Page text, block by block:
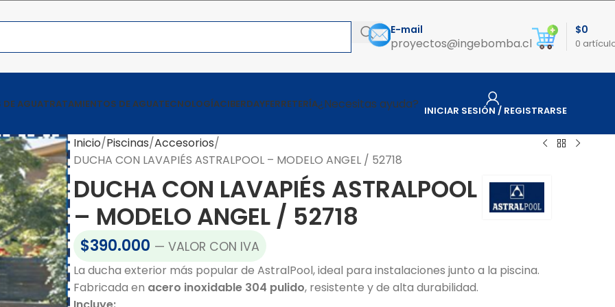
E-mail
proyectos@ingebomba.cl 0
$0
DE AGUATRATAMIENTOS DE AGUATECNOLOGÍACIBERDAYFERRETERÍA¿Necesitas ayuda? INICIAR SESIÓN / REGISTRARSE
Inicio Piscinas Accesorios
DUCHA CON LAVAPIÉS ASTRALPOOL – MODELO ANGEL / 52718
DUCHA CON LAVAPIÉS ASTRALPOOL
– MODELO ANGEL / 52718
$390.000 — VALOR CON IVA
La ducha exterior más popular de AstralPool, ideal para instalaciones junto a la piscina.
Fabricada en acero inoxidable 304 pulido, resistente y de alta durabilidad.